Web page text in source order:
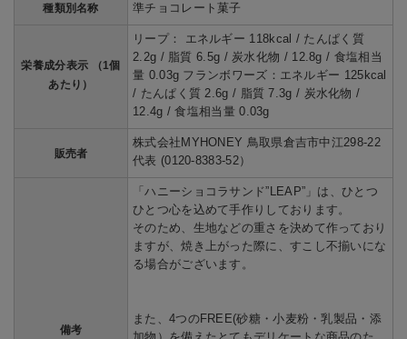
種類別名称 準チョコレート菓子
栄養成分表示 （1個
あたり）
リープ： エネルギー 118kcal / たんぱく質
2.2g / 脂質 6.5g / 炭水化物 / 12.8g / 食塩相当
量 0.03g フランボワーズ：エネルギー 125kcal
/ たんぱく質 2.6g / 脂質 7.3g / 炭水化物 /
12.4g / 食塩相当量 0.03g
販売者
株式会社MYHONEY 鳥取県倉吉市中江298-22
代表 (0120-8383-52）
備考
「ハニーショコラサンド”LEAP”」は、ひとつ
ひとつ心を込めて手作りしております。
そのため、生地などの重さを決めて作っており
ますが、焼き上がった際に、すこし不揃いにな
る場合がございます。
また、4つのFREE(砂糖・小麦粉・乳製品・添